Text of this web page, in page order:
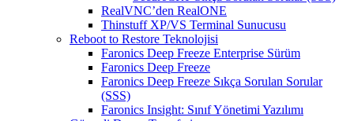
RealVNC’den RealONE
Thinstuff XP/VS Terminal Sunucusu
Reboot to Restore Teknolojisi
Faronics Deep Freeze Enterprise Sürüm
Faronics Deep Freeze
Faronics Deep Freeze Sıkça Sorulan Sorular
(SSS)
Faronics Insight: Sınıf Yönetimi Yazılımı